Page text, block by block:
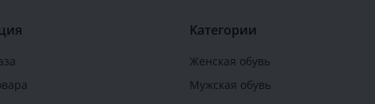
Категории
Женская обувь
Мужская обувь